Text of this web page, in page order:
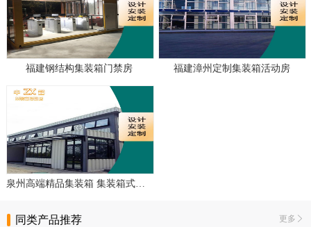
福建钢结构集装箱门禁房 福建漳州定制集装箱活动房
泉州高端精品集装箱 集装箱式住宅活动房定制厂家
同类产品推荐 更多